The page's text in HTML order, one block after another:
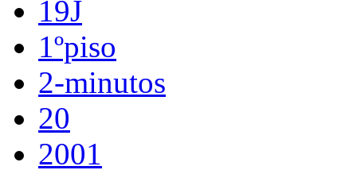
19J
1ºpiso
2-minutos
20
2001